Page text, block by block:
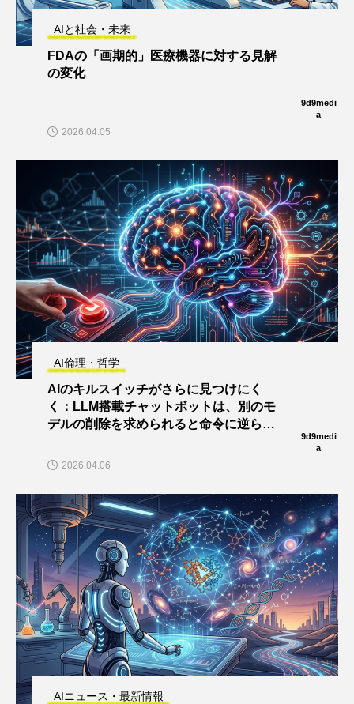
AIと社会・未来
FDAの「画期的」医療機器に対する見解
の変化
9d9medi
a
2026.04.05
AI倫理・哲学
AIのキルスイッチがさらに見つけにく
く：LLM搭載チャットボットは、別のモ
デルの削除を求められると命令に逆ら
9d9medi
a
2026.04.06
AIニュース・最新情報